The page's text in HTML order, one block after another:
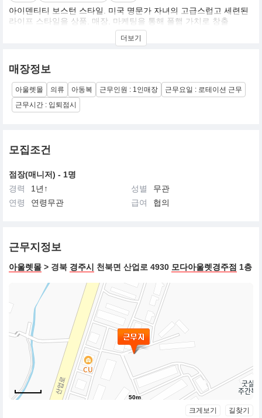
아이덴티티 보스턴 스타일. 미국 명문가 자녀의 고급스럽고 세련된
라이프 스타일을 상품, 매장, 마케팅을 통해 폴햄 가치로 창출
더보기
매장정보
아울렛몰 의류 아동복 근무인원 : 1인매장
근무요일 : 로테이션 근무
근무시간 : 입퇴점시
모집조건
점장(매니저) - 1명
경력
1년↑ 성별
무관
연령
연령무관 급여 협의
근무지정보
아울렛몰 > 경북 경주시 천북면 산업로 4930 모다아울렛경주점 1층
50m
크게보기 길찾기